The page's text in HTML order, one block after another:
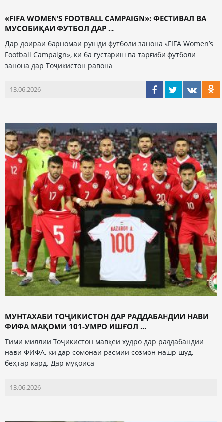
«FIFA WOMEN’S FOOTBALL CAMPAIGN»: ФЕСТИВАЛ ВА
МУСОБИҚАИ ФУТБОЛ ДАР ...
Дар доираи барномаи рушди футболи занона «FIFA Women’s
Football Campaign», ки ба густариш ва тарғиби футболи
занона дар Тоҷикистон равона
13.06.2026
МУНТАХАБИ ТОҶИКИСТОН ДАР РАДДАБАНДИИ НАВИ
ФИФА МАҚОМИ 101-УМРО ИШҒОЛ ...
Тими миллии Тоҷикистон мавқеи худро дар раддабандии
нави ФИФА, ки дар сомонаи расмии созмон нашр шуд,
беҳтар кард. Дар муқоиса
13.06.2026